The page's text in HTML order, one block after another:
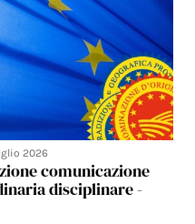
2026
comunicazione
disciplinare -